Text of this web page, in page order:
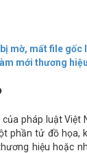
mờ, mất file gốc
mới thương hiệu
pháp luật Việt
phần tử đồ họa,
hiệu hoặc